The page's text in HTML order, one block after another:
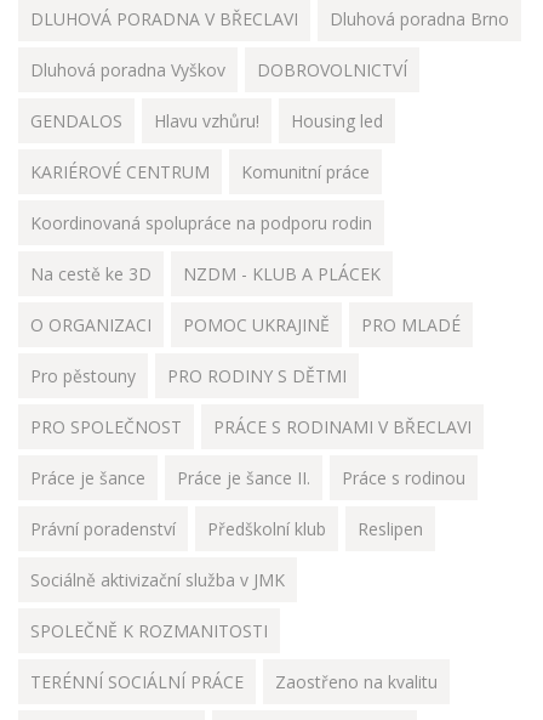
DLUHOVÁ PORADNA V BŘECLAVI Dluhová poradna Brno
Dluhová poradna Vyškov DOBROVOLNICTVÍ
GENDALOS Hlavu vzhůru! Housing led
KARIÉROVÉ CENTRUM Komunitní práce
Koordinovaná spolupráce na podporu rodin
Na cestě ke 3D NZDM - KLUB A PLÁCEK
O ORGANIZACI POMOC UKRAJINĚ PRO MLADÉ
Pro pěstouny PRO RODINY S DĚTMI
PRO SPOLEČNOST PRÁCE S RODINAMI V BŘECLAVI
Práce je šance Práce je šance II. Práce s rodinou
Právní poradenství Předškolní klub Reslipen
Sociálně aktivizační služba v JMK
SPOLEČNĚ K ROZMANITOSTI
TERÉNNÍ SOCIÁLNÍ PRÁCE Zaostřeno na kvalitu